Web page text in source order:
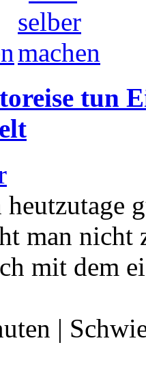
tun
man nicht
mit dem
|